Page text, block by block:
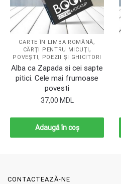
CARTE ÎN LIMBA ROMÂNĂ,
CĂRŢI PENTRU MICUŢI,
POVEŞTI, POEZII ŞI GHICITORI
Alba ca Zapada si cei sapte
pitici. Cele mai frumoase
povesti
37,00 MDL
Adaugă în coș
CONTACTEAZĂ-NE